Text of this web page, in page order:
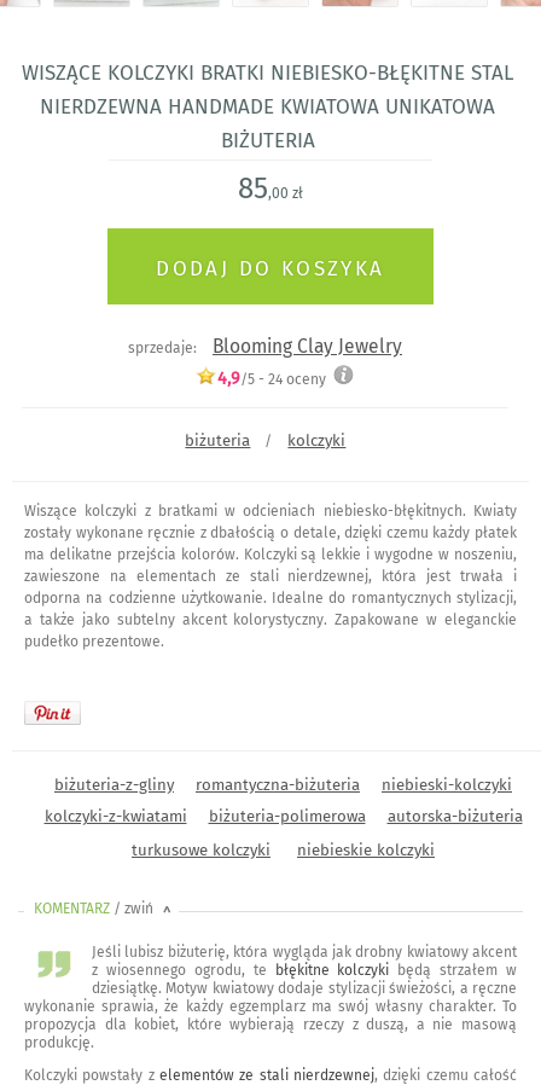
Wiszące kolczyki bratki niebiesko-błękitne stal
nierdzewna handmade Kwiatowa unikatowa
biżuteria
85,00 zł
sprzedaje: Blooming Clay Jewelry
4,9/5 - 24oceny
biżuteria / kolczyki
Wiszące kolczyki z bratkami w odcieniach niebiesko-błękitnych. Kwiaty
zostały wykonane ręcznie z dbałością o detale, dzięki czemu każdy płatek
ma delikatne przejścia kolorów. Kolczyki są lekkie i wygodne w noszeniu,
zawieszone na elementach ze stali nierdzewnej, która jest trwała i
odporna na codzienne użytkowanie. Idealne do romantycznych stylizacji,
a także jako subtelny akcent kolorystyczny. Zapakowane w eleganckie
pudełko prezentowe.
biżuteria-z-gliny romantyczna-biżuteria
niebieski-kolczyki
kolczyki-z-kwiatami
biżuteria-polimerowa
autorska-biżuteria
turkusowe kolczyki
niebieskie kolczyki
KOMENTARZ / zwiń <
Jeśli lubisz biżuterię, która wygląda jak drobny kwiatowy akcent
z wiosennego ogrodu, te
błękitne kolczyki będą strzałem w
dziesiątkę. Motyw kwiatowy dodaje stylizacji świeżości, a ręczne
wykonanie sprawia, że każdy egzemplarz ma swój własny charakter. To
propozycja dla kobiet, które wybierają rzeczy z duszą, a nie masową
produkcję.
Kolczyki powstały z elementów ze stali nierdzewnej, dzięki czemu całość